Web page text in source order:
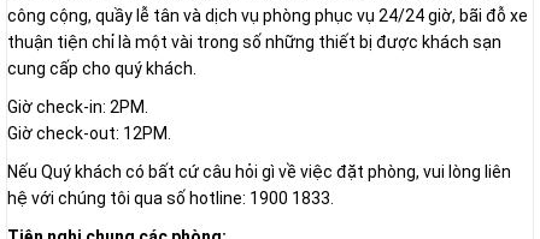
công cộng, quầy lễ tân và dịch vụ phòng phục vụ 24/24 giờ, bãi đỗ xe
thuận tiện chỉ là một vài trong số những thiết bị được khách sạn
cung cấp cho quý khách.
Giờ check-in: 2PM.
Giờ check-out: 12PM.
Nếu Quý khách có bất cứ câu hỏi gì về việc đặt phòng, vui lòng liên
hệ với chúng tôi qua số hotline: 1900 1833.